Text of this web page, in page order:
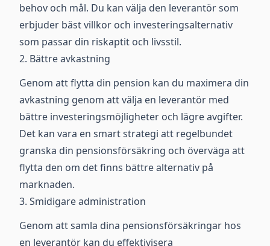
behov och mål. Du kan välja den leverantör som
erbjuder bäst villkor och investeringsalternativ
som passar din riskaptit och livsstil.
2. Bättre avkastning
Genom att flytta din pension kan du maximera din
avkastning genom att välja en leverantör med
bättre investeringsmöjligheter och lägre avgifter.
Det kan vara en smart strategi att regelbundet
granska din pensionsförsäkring och överväga att
flytta den om det finns bättre alternativ på
marknaden.
3. Smidigare administration
Genom att samla dina pensionsförsäkringar hos
en leverantör kan du effektivisera